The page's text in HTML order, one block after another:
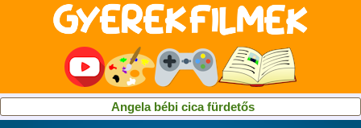
Angela bébi cica fürdetős